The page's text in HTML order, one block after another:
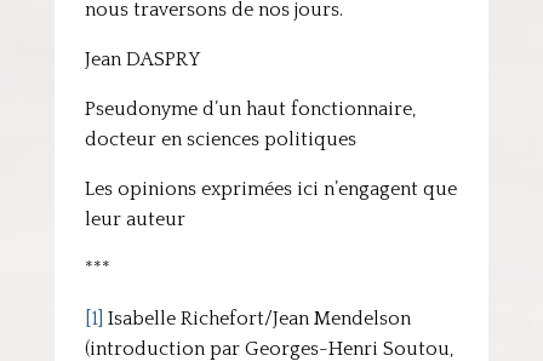
nous traversons de nos jours.
Jean DASPRY
Pseudonyme d’un haut fonctionnaire,
docteur en sciences politiques
Les opinions exprimées ici n’engagent que
leur auteur
***
[1] Isabelle Richefort/Jean Mendelson
(introduction par Georges-Henri Soutou,